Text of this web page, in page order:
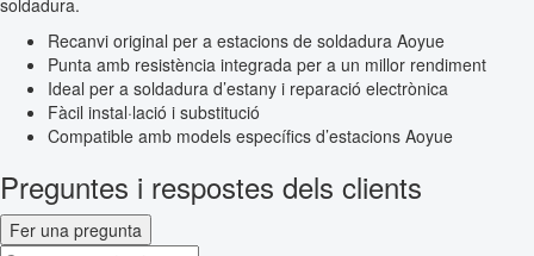
soldadura.
Recanvi original per a estacions de soldadura Aoyue
Punta amb resistència integrada per a un millor rendiment
Ideal per a soldadura d’estany i reparació electrònica
Fàcil instal·lació i substitució
Compatible amb models específics d’estacions Aoyue
Preguntes i respostes dels clients
Fer una pregunta